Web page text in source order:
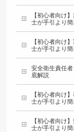
【初心者向け
士が手引より簡
【初心者向け
士が手引より簡
安全衛生責任
底解説
【初心者向け
士が手引より簡
【初心者向け
士が手引より簡